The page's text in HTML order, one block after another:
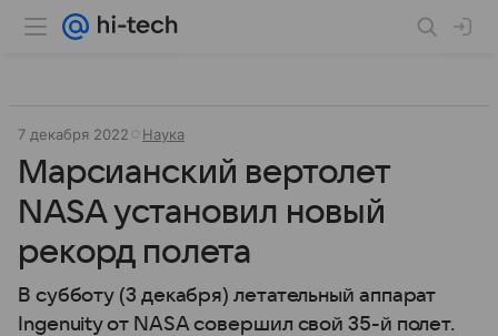
7 декабря 2022 Наука
Марсианский вертолет
NASA установил новый
рекорд полета
В субботу (3 декабря) летательный аппарат
Ingenuity от NASA совершил свой 35-й полет.